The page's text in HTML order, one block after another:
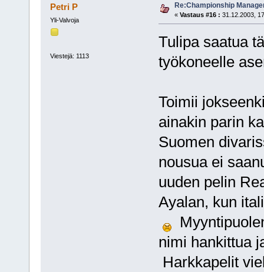
Petri P
Yli-Valvoja
Viestejä: 1113
Re:Championship
« Vastaus #16 : 31.12.2003,
Tulipa saatua
työkoneelle
Toimii
ainakin parin
Suomen
nousua ei
uuden pelin
Ayalan, kun
nimi hankittua
Harkkapelit